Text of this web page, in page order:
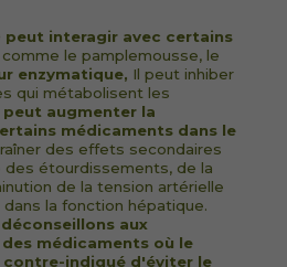
peut interagir avec certains
le pamplemousse, le
enzymatique, Il peut inhiber
qui métabolisent les
peut augmenter la
médicaments dans le
des effets secondaires
des étourdissements, de la
de la tension artérielle
la fonction hépatique.
aux
médicaments où le
contre-indiqué d'éviter le